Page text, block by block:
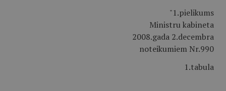
"1.pielikums
Ministru kabineta
2008.gada 2.decembra
noteikumiem Nr.990
1.tabula